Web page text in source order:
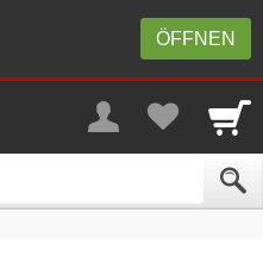
ÖFFNEN